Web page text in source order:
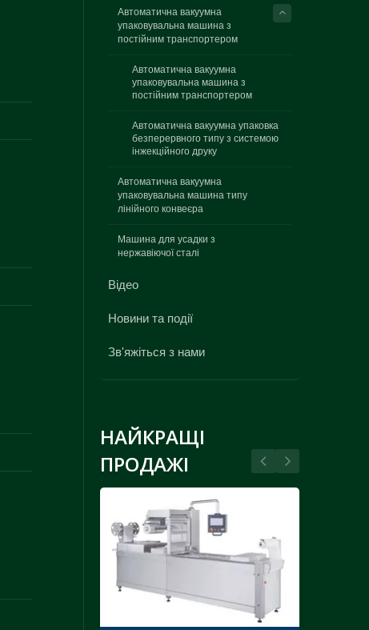
Автоматична вакуумна
упаковувальна машина з
постійним транспортером
Автоматична вакуумна
упаковувальна машина з
постійним транспортером
Автоматична вакуумна упаковка
безперервного типу з системою
інжекційного друку
Автоматична вакуумна
упаковувальна машина типу
лінійного конвеєра
Машина для усадки з
нержавіючої сталі
Відео
Новини та події
Зв'яжіться з нами
НАЙКРАЩІ
ПРОДАЖІ